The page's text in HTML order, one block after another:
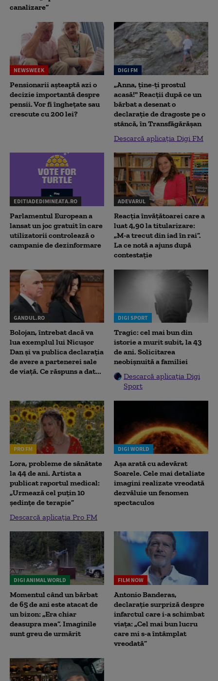
canalizare”
NEWSWEEK
Pensionarii așteaptă azi o
decizie importantă despre
pensii. Vor fi înghețate sau
crescute cu 200 lei?
DIGI FM
„Anna, ţine-ţi prostul
acasă!" Reacţii după ce un
bărbat a desenat o
declaraţie de dragoste pe o
stâncă, în Transfăgărăşan
Descarcă aplicația Digi FM
EDITIADEDIMINEATA.RO
Parlamentul European a
lansat un joc gratuit în care
utilizatorii controlează o
campanie de dezinformare
ADEVARUL
Reacția învățătoarei care a
luat 4,90 la titularizare:
„M-a trecut din iad în rai”.
La ce notă a ajuns după
contestație
GANDUL.RO
Bolojan, întrebat dacă va
lua exemplul lui Nicușor
Dan și va publica declarația
de avere a partenerei sale
de viață. Ce răspuns a dat...
DIGI SPORT
Tragic: cel mai bun din
istorie a murit subit, la 43
de ani. Solicitarea
neobișnuită a familiei
Descarcă aplicația Digi
Sport
PRO FM
Lora, probleme de sănătate
la 44 de ani. Artista a
publicat raportul medical:
„Urmează cel puțin 10
ședințe de terapie”
Descarcă aplicația Pro FM
DIGI WORLD
Așa arată cu adevărat
Soarele. Cele mai detaliate
imagini realizate vreodată
dezvăluie un fenomen
spectaculos
DIGI ANIMAL WORLD
Momentul când un bărbat
de 65 de ani este atacat de
un bizon: „Era chiar
deasupra mea”. Imaginile
sunt greu de urmărit
FILM NOW
Antonio Banderas,
declarație surpriză despre
infarctul care i-a schimbat
viața: „Cel mai bun lucru
care mi s-a întâmplat
vreodată”